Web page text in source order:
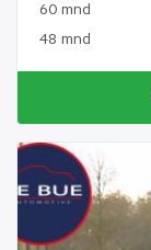
60 mnd
48 mnd